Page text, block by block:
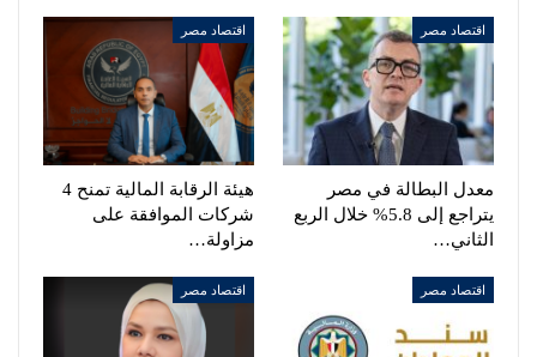
اقتصاد مصر
معدل البطالة في مصر
يتراجع إلى 5.8% خلال الربع
الثاني…
اقتصاد مصر
هيئة الرقابة المالية تمنح 4
شركات الموافقة على
مزاولة…
اقتصاد مصر اقتصاد مصر